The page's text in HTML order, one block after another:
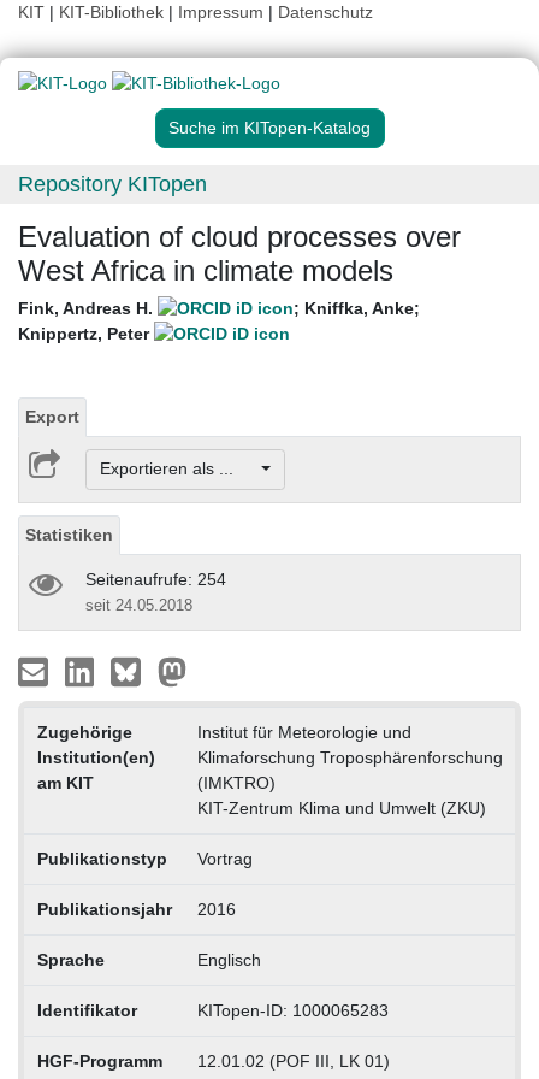
KIT | KIT-Bibliothek | Impressum | Datenschutz
Suche im KITopen-Katalog
Repository KITopen
Evaluation of cloud processes over
West Africa in climate models
Fink, Andreas H. ; Kniffka, Anke;
Knippertz, Peter
Export
Exportieren als ...
Statistiken
Seitenaufrufe: 254
seit 24.05.2018
Zugehörige
Institution(en)
am KIT
Institut für Meteorologie und
Klimaforschung Troposphärenforschung
(IMKTRO)
KIT-Zentrum Klima und Umwelt (ZKU)
Publikationstyp Vortrag
Publikationsjahr 2016
Sprache Englisch
Identifikator KITopen-ID: 1000065283
HGF-Programm
12.01.02 (POF III, LK 01)